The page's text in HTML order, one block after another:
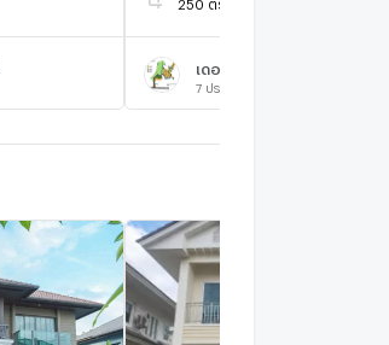
เดอะแกรนด์ พาร์ค เชียงใหม่
7 ประกาศ